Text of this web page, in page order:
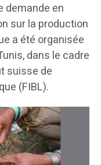
demande en
sur la production
a été organisée
dans le cadre
suisse de
(FIBL).